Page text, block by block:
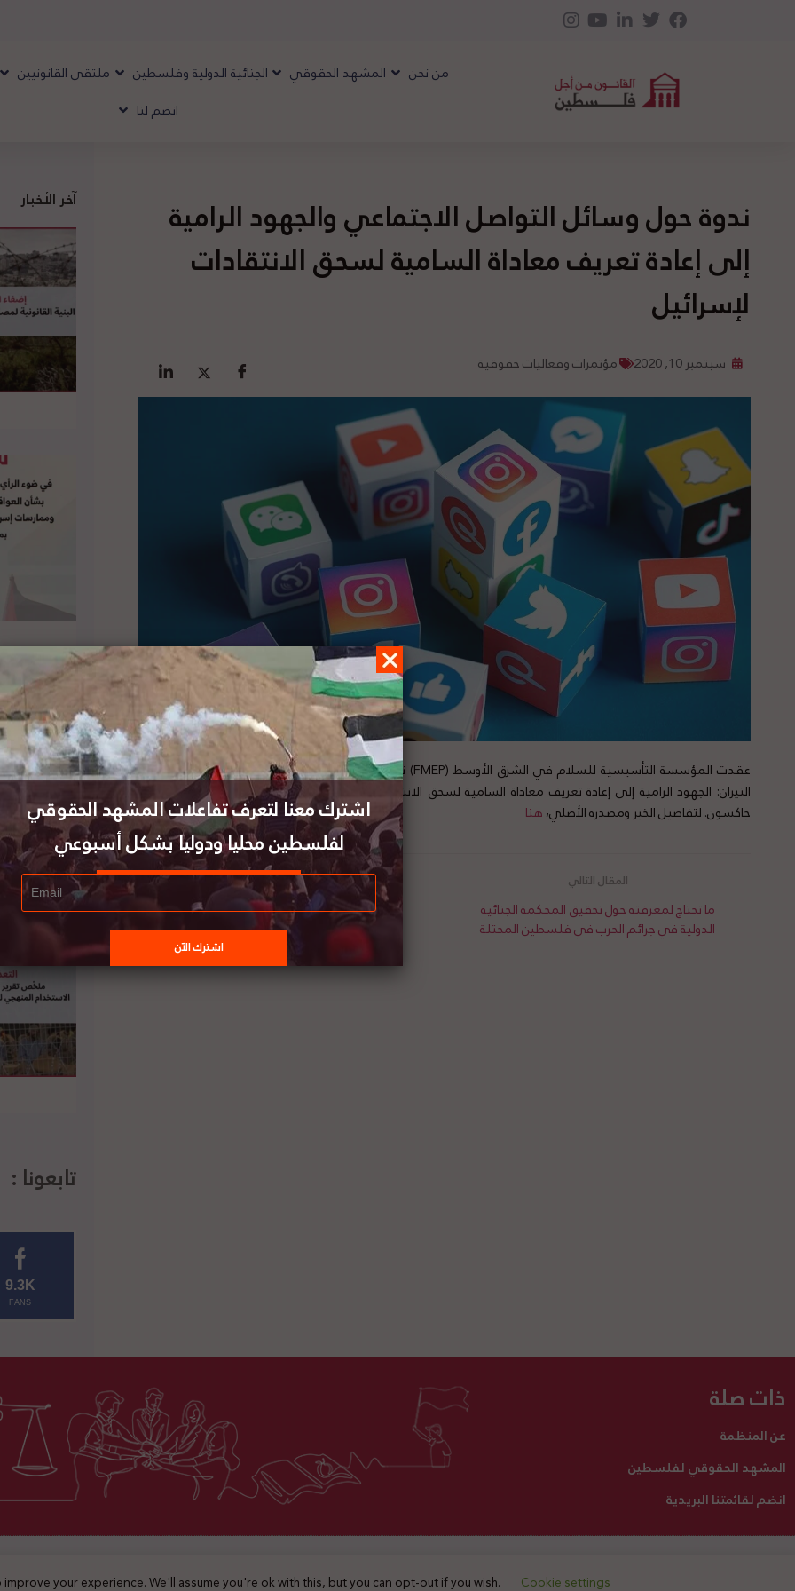
من نحن المشهد الحقوقي الجنائية الدولية وفلسطين ملتقى القانونيين
انضم لنا
ندوة حول وسائل التواصل الاجتماعي والجهود الرامية
إلى إعادة تعريف معاداة السامية لسحق الانتقادات
لإسرائيل
سبتمبر 10, 2020 مؤتمرات وفعاليات حقوقية
عقدت المؤسسة التأسيسية للسلام في الشرق الأوسط (FMEP) ندوة بعنوان “وسائل التواصل الاجتماعي في مرمى
النيران: الجهود الرامية إلى إعادة تعريف معاداة السامية لسحق الانتقادات لإسرائيل” مع بيتر بينارت، لارا فريدمان وليز
جاكسون. لتفاصيل الخبر ومصدره الأصلي،هنا
رأفت صالح: نرفض وندين موقف وزراء الخارجية
العرب بعدم إدانة الاتفاق الثلاثي الأمريكي
-الإسرائيلي –الإماراتي
ما تحتاج لمعرفته حول تحقيق المحكمة الجنائية
الدولية في جرائم الحرب في فلسطين المحتلة
آخر الأخبار
تابعونا :
9.3K
FANS
ذات صلة
عن المنظمة
المشهد الحقوقي لفلسطين
انضم لقائمتنا البريدية
اتصل بنا تبرع لنا 2025 © جميع الحقوق محفوظة
your experience. We'll assume you're ok with this, but you can opt-out if you wish. Cookie settings
اشترك معنا لتعرف تفاعلات المشهد الحقوقي
لفلسطين محليا ودوليا بشكل أسبوعي